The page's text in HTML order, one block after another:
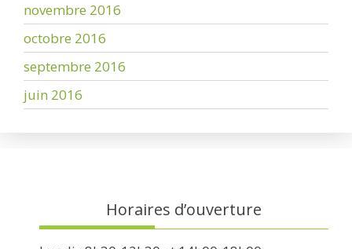
novembre 2016
octobre 2016
septembre 2016
juin 2016
Horaires d’ouverture